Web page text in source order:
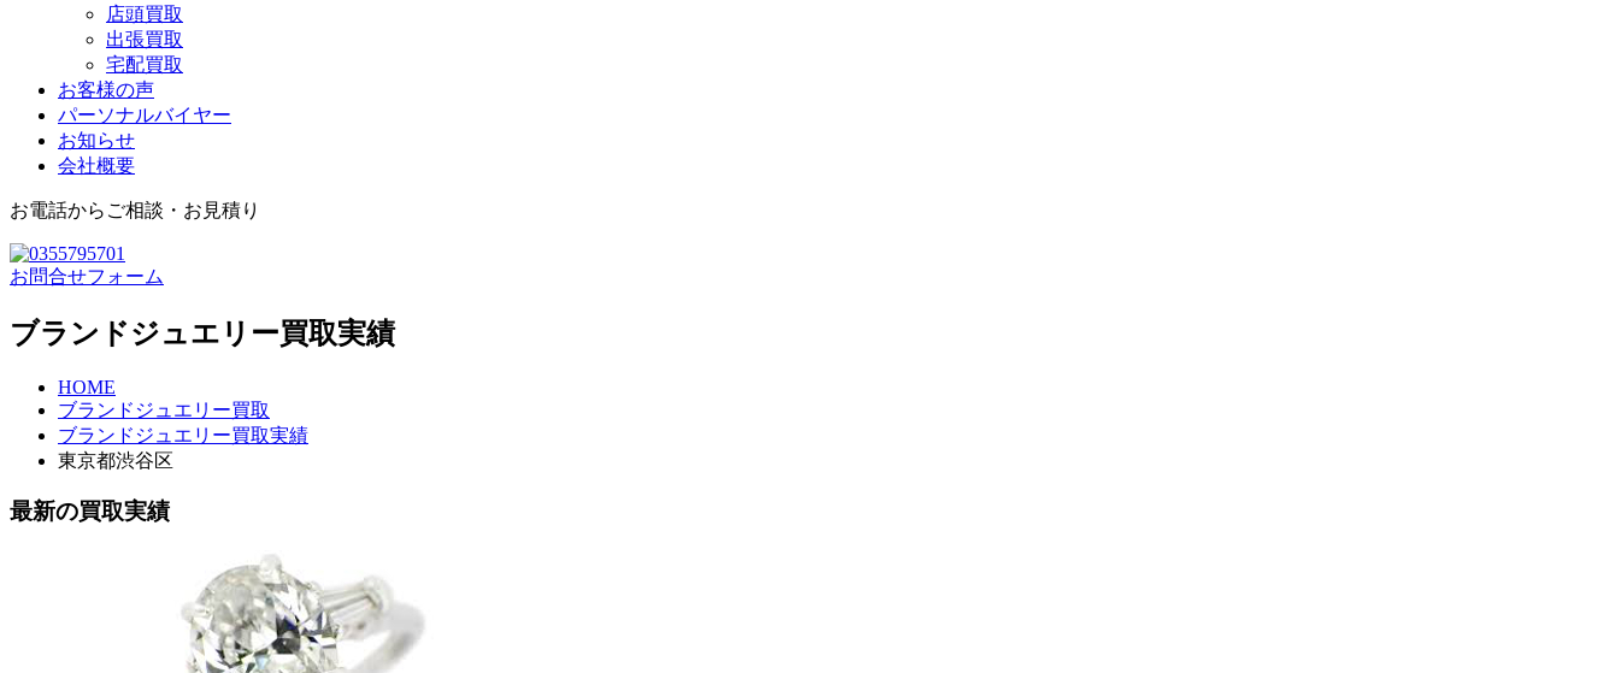
店頭買取
出張買取
宅配買取
お客様の声
パーソナルバイヤー
お知らせ
会社概要
お電話からご相談・お見積り
お問合せフォーム
ブランドジュエリー買取実績
HOME
ブランドジュエリー買取
ブランドジュエリー買取実績
東京都渋谷区
最新の買取実績